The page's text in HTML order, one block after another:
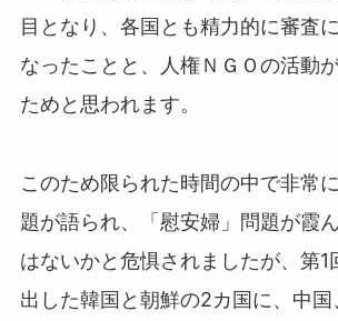
目となり、各国とも精力的に審査
なったことと、人権ＮＧＯの活動
ためと思われます。
このため限られた時間の中で非常
題が語られ、「慰安婦」問題が霞
はないかと危惧されましたが、第1
出した韓国と朝鮮の2カ国に、中国